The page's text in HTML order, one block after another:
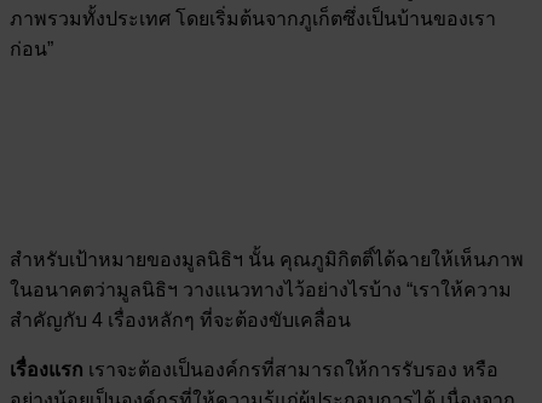
ภาพรวมทั้งประเทศ โดยเริ่มต้นจากภูเก็ตซึ่งเป็นบ้านของเรา
ก่อน”
สำหรับเป้าหมายของมูลนิธิฯ นั้น คุณภูมิกิตติ์ได้ฉายให้เห็นภาพ
ในอนาคตว่ามูลนิธิฯ วางแนวทางไว้อย่างไรบ้าง “เราให้ความ
สำคัญกับ 4 เรื่องหลักๆ ที่จะต้องขับเคลื่อน
เรื่องแรก เราจะต้องเป็นองค์กรที่สามารถให้การรับรอง หรือ